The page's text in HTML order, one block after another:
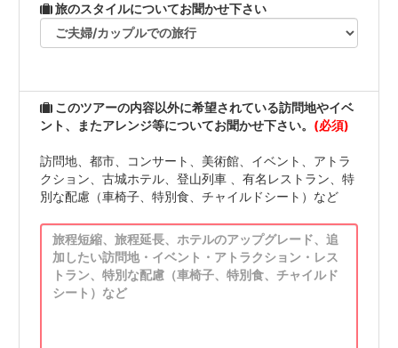
旅のスタイルについてお聞かせ下さい
このツアーの内容以外に希望されている訪問地やイベ
ント、またアレンジ等についてお聞かせ下さい。 (必須)
訪問地、都市、コンサート、美術館、イベント、アトラ
クション、古城ホテル、登山列車 、有名レストラン、特
別な配慮（車椅子、特別食、チャイルドシート）など